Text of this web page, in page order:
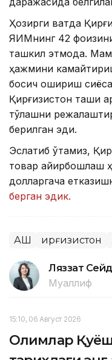
Ҳозирги вақтда
ЯИМнинг 42
ташкил этмоқда.
ҳажмини
босқич ошириш
Қирғизистон ташқи
тўлашни
берилган эди.
Эслатиб ўтамиз,
товар айирбошлаш
долларгача
берган эдик.
АҚШ Қирғизистон
Ляззат
Муаллиф
15:10, 06 Август 2026
Олимлар